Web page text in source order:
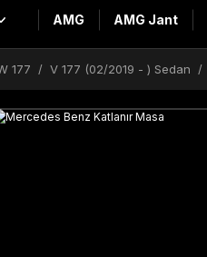
AMG AMG Jant
177 V 177 (02/2019 - ) Sedan